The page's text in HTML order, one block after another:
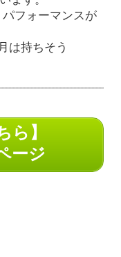
フォーマンスが
は持ちそう
ら】
ージ